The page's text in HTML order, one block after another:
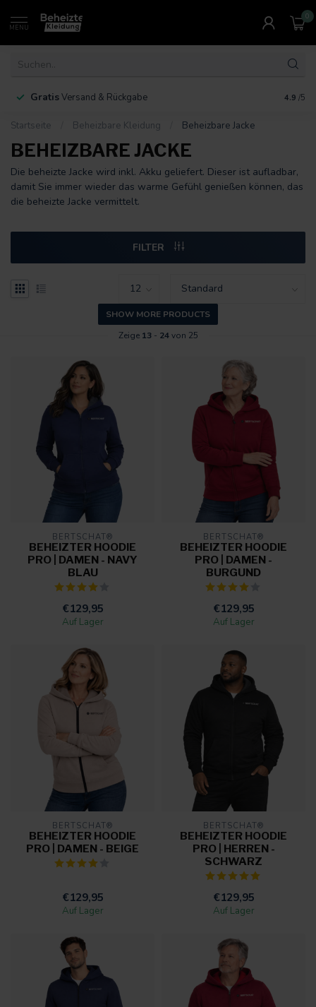
MENU
0
GratisVersand & Rückgabe 30
4.9 /5
Startseite Beheizbare Kleidung Beheizbare Jacke
BEHEIZBARE JACKE
Die beheizte Jacke wird inkl. Akku geliefert. Dieser ist aufladbar,
damit Sie immer wieder das warme Gefühl genießen können, das
die beheizte Jacke vermittelt.
FILTER
SHOW MORE PRODUCTS
Zeige 13- 24von 25
BERTSCHAT®
BEHEIZTER HOODIE
PRO | DAMEN - NAVY
BLAU
€129,95
Auf Lager
BERTSCHAT®
BEHEIZTER HOODIE
PRO | DAMEN -
BURGUND
€129,95
Auf Lager
BERTSCHAT®
BEHEIZTER HOODIE
PRO | DAMEN - BEIGE
€129,95
Auf Lager
BERTSCHAT®
BEHEIZTER HOODIE
PRO | HERREN -
SCHWARZ
€129,95
Auf Lager